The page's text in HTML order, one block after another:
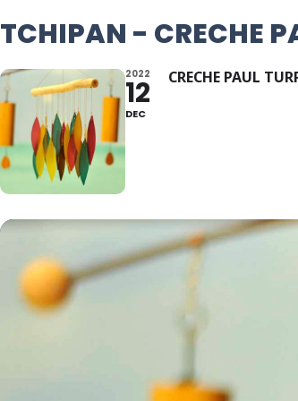
TCHIPAN - CRECHE
2022
12
DEC
CRECHE PAUL